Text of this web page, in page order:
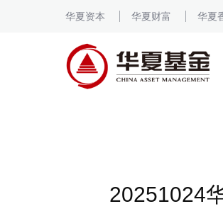
华夏资本 华夏财富 华夏
20251024